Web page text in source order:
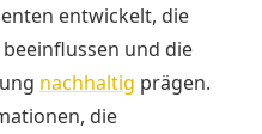
entwickelt, die
und die
nachhaltig prägen.
die